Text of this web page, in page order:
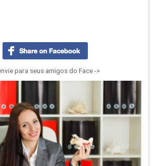
para seus amigos do Face ->